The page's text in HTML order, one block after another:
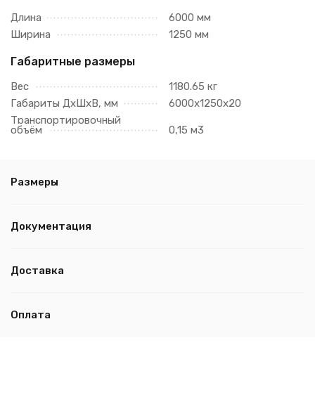
Длина
6000 мм
Ширина
1250 мм
Габаритные размеры
Вес
1180.65 кг
Габариты ДхШхВ, мм
6000х1250х20
Транспортировочный
объём 0,15 м3
Размеры
Документация
Доставка
Оплата